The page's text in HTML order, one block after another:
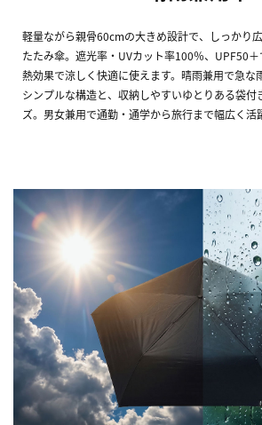
軽量ながら親骨60cmの大きめ設計で、しっかり
たたみ傘。遮光率・UVカット率100％、UPF50
熱効果で涼しく快適に使えます。晴雨兼用で急な
シンプルな構造と、収納しやすいゆとりある袋付
ズ。男女兼用で通勤・通学から旅行まで幅広く活